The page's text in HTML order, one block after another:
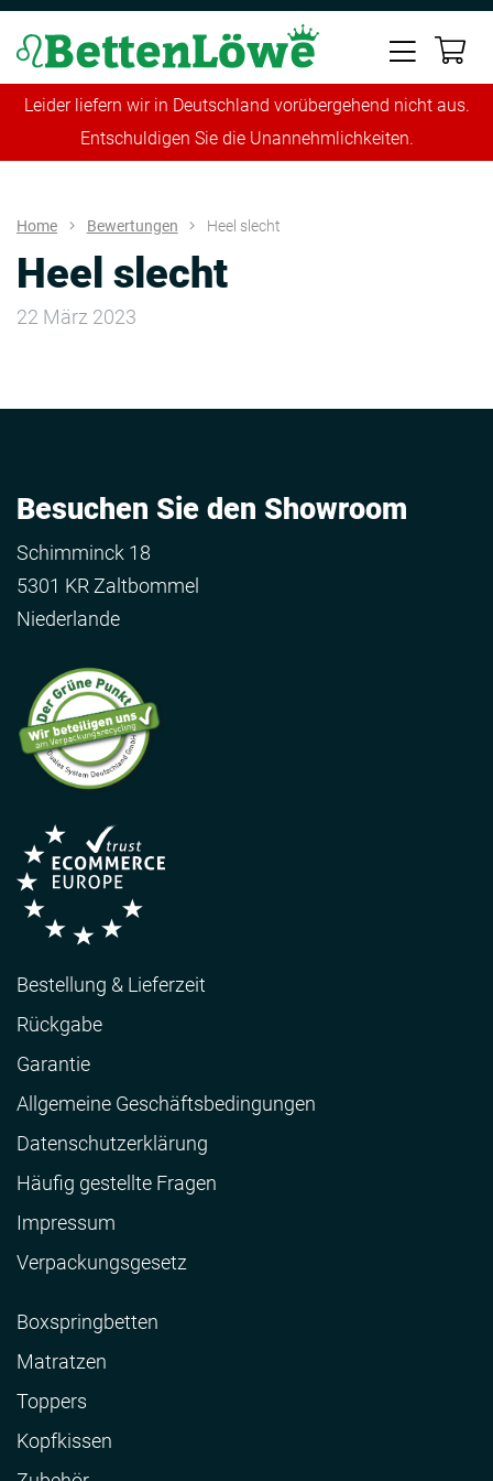
Leider liefern wir in Deutschland vorübergehend nicht aus.
Entschuldigen Sie die Unannehmlichkeiten.
Home Bewertungen Heel slecht
Heel slecht
22 März 2023
Besuchen Sie den Showroom
Schimminck 18
5301 KR Zaltbommel
Niederlande
Bestellung & Lieferzeit
Rückgabe
Garantie
Allgemeine Geschäftsbedingungen
Datenschutzerklärung
Häufig gestellte Fragen
Impressum
Verpackungsgesetz
Boxspringbetten
Matratzen
Toppers
Kopfkissen